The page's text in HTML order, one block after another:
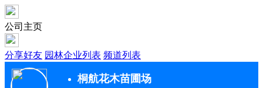
公司主页
分享好友 园林企业列表 频道列表
桐航花木苗圃场